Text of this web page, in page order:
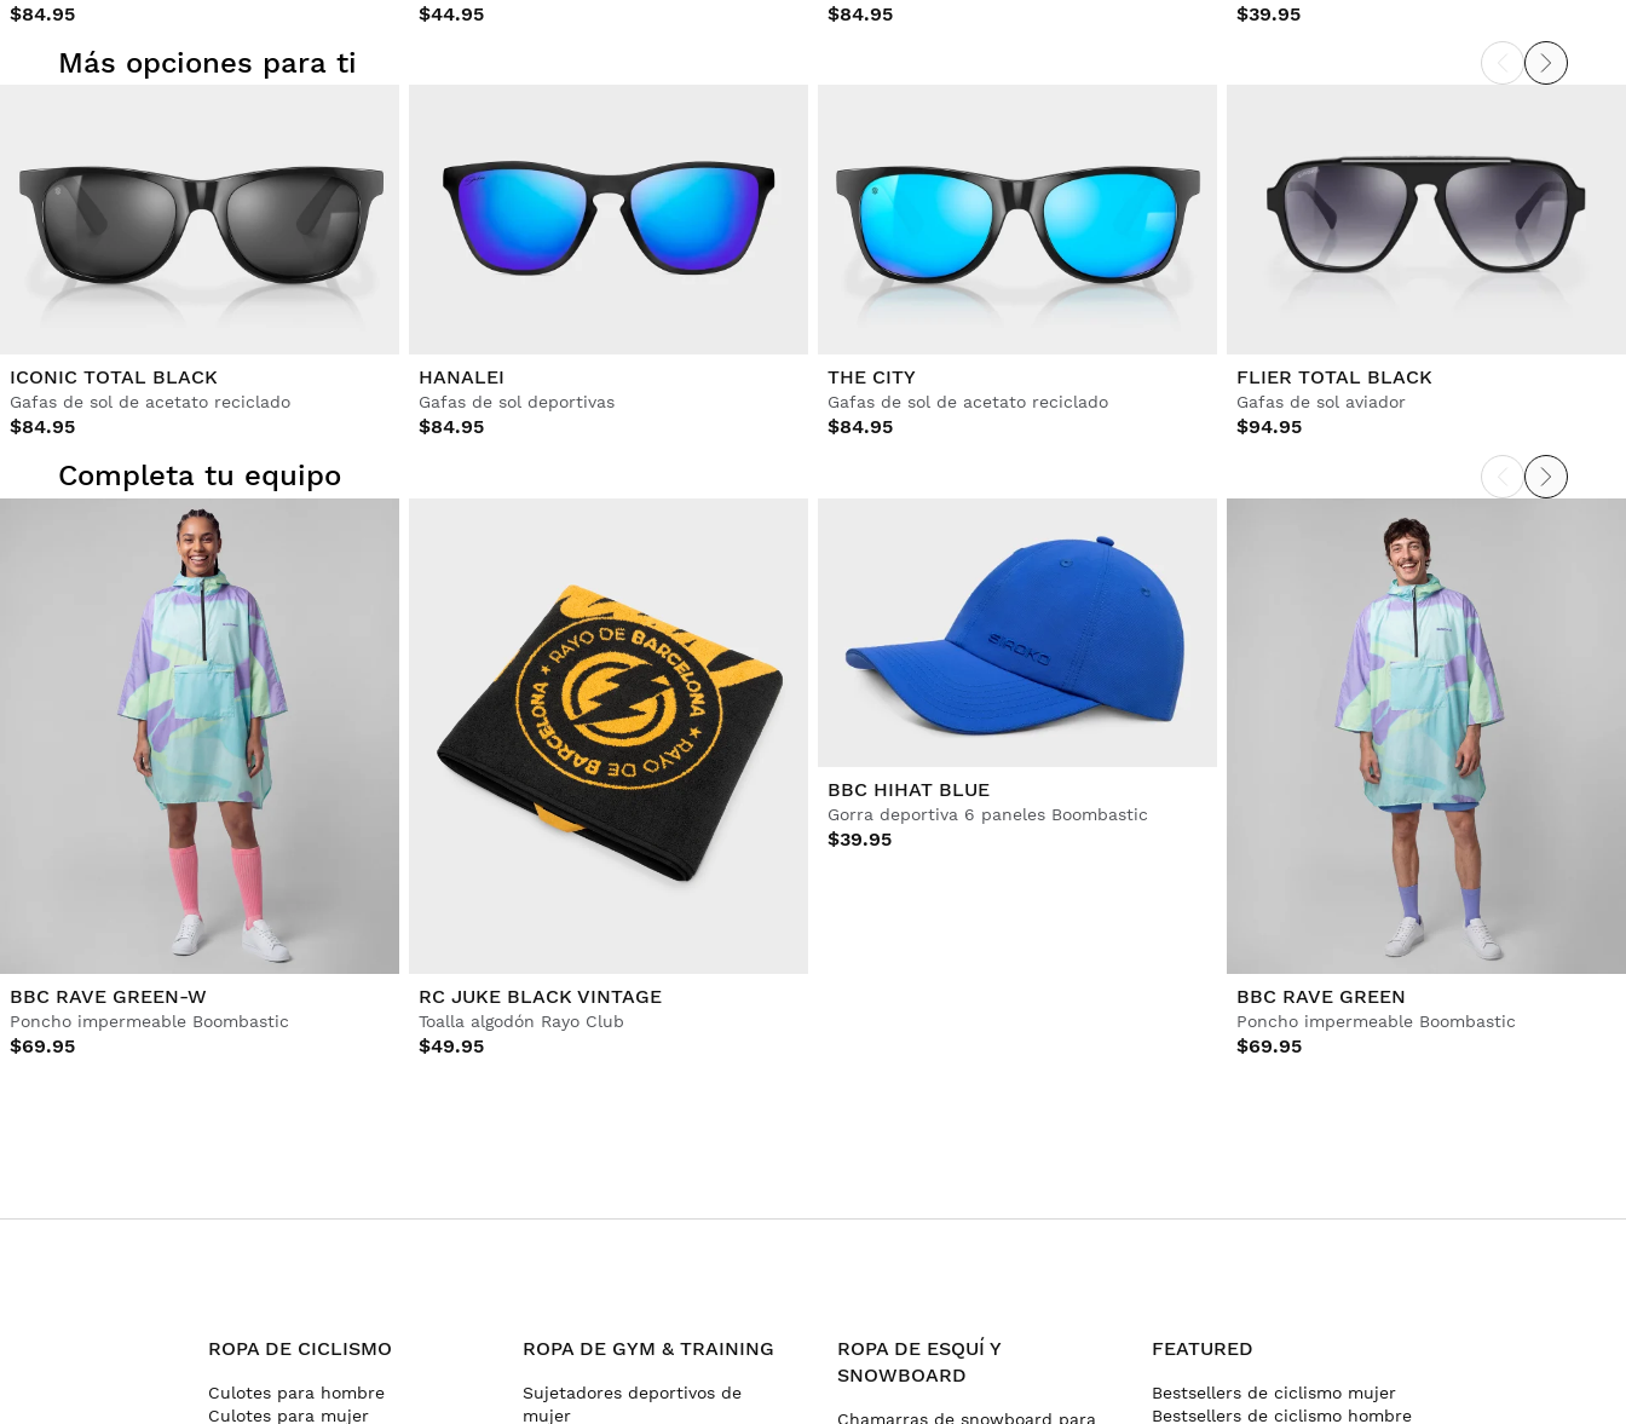
$84.95 $44.95 $84.95 $39.95
Más opciones para ti
ICONIC TOTAL BLACK
Gafas de sol de acetato reciclado
$84.95
HANALEI
Gafas de sol deportivas
$84.95
THE CITY
Gafas de sol de acetato reciclado
$84.95
FLIER TOTAL BLACK
Gafas de sol aviador
$94.95
Completa tu equipo
BBC RAVE GREEN-W
Poncho impermeable Boombastic
$69.95
RC JUKE BLACK VINTAGE
Toalla algodón Rayo Club
$49.95
BBC HIHAT BLUE
Gorra deportiva 6 paneles Boombastic
$39.95
BBC RAVE GREEN
Poncho impermeable Boombastic
$69.95
ROPA DE CICLISMO
Culotes para hombre
Culotes para mujer
ROPA DE GYM & TRAINING
Sujetadores deportivos de
mujer
ROPA DE ESQUÍ Y
SNOWBOARD
Chamarras de snowboard para
FEATURED
Bestsellers de ciclismo mujer
Bestsellers de ciclismo hombre